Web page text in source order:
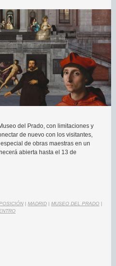
del Prado, con limitaciones y
de nuevo con los visitantes,
de obras maestras en un
abierta hasta el 13 de
| MADRID | MUSEO DEL PRADO |